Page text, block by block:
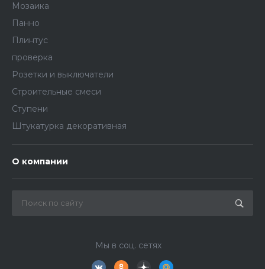
Мозаика
Панно
Плинтус
проверка
Розетки и выключатели
Строительные смеси
Ступени
Штукатурка декоративная
О компании
Мы в соц. сетях